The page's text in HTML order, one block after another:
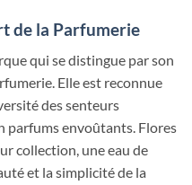
de la Parfumerie
qui se distingue par son
Elle est reconnue
des senteurs
parfums envoûtants. Flores
collection, une eau de
et la simplicité de la